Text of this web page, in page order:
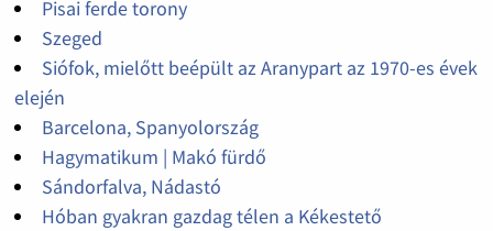
Pisai ferde torony
Szeged
Siófok, mielőtt beépült az Aranypart az 1970-es évek
elején
Barcelona, Spanyolország
Hagymatikum | Makó fürdő
Sándorfalva, Nádastó
Hóban gyakran gazdag télen a Kékestető